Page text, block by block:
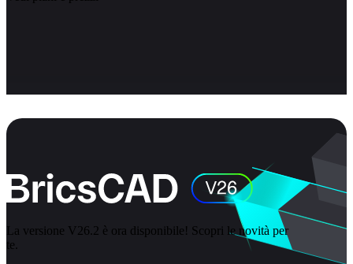
La versione V26.2 è ora disponibile! Scopri le novità per
te.